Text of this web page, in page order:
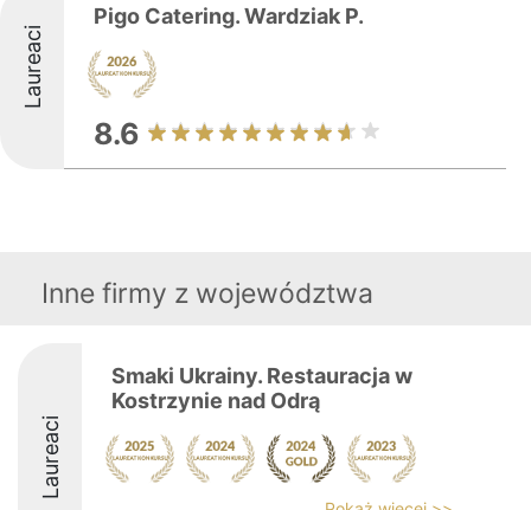
Laureaci
Pigo Catering. Wardziak P.
8.6
Inne firmy z województwa
Laureaci
Smaki Ukrainy. Restauracja w
Kostrzynie nad Odrą